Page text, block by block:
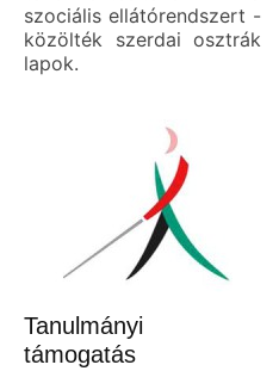
szociális ellátórendszert -
közölték szerdai osztrák
lapok.
Tanulmányi
támogatás